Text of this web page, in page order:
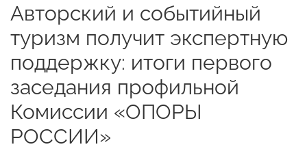
Авторский и событийный
туризм получит экспертную
поддержку: итоги первого
заседания профильной
Комиссии «ОПОРЫ
РОССИИ»